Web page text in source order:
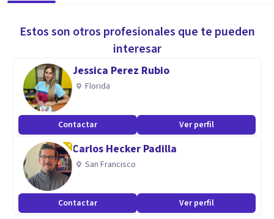
Estos son otros profesionales que te pueden
interesar
Jessica Perez Rubio
Florida
Contactar Ver perfil
Carlos Hecker Padilla
San Francisco
Contactar Ver perfil